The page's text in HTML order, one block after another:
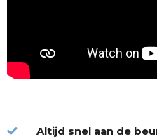
Altijd snel aan de